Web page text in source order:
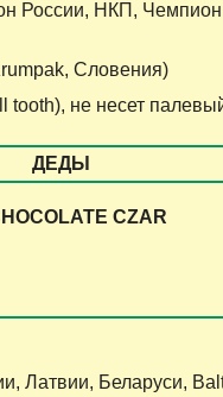
России, НКП,
Словения)
tooth), не несет
ДЕДЫ
CZAR
Латвии, Беларуси,